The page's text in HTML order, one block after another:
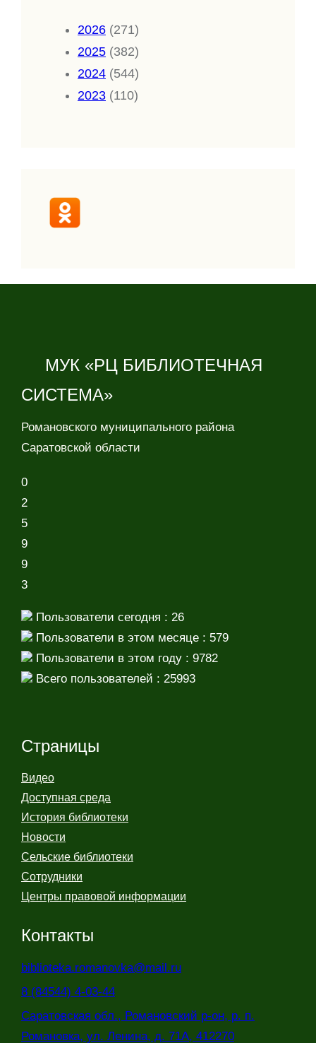
2026 (271)
2025 (382)
2024 (544)
2023 (110)
МУК «РЦ БИБЛИОТЕЧНАЯ
СИСТЕМА»
Романовского муниципального района
Саратовской области
0
2
5
9
9
3
Пользователи сегодня : 26
Пользователи в этом месяце : 579
Пользователи в этом году : 9782
Всего пользователей : 25993
Страницы
Видео
Доступная среда
История библиотеки
Новости
Сельские библиотеки
Сотрудники
Центры правовой информации
Контакты
biblioteka.romanovka@mail.ru
8 (84544) 4-03-44
Саратовская обл., Романовский р-он, р. п.
Романовка, ул. Ленина, д. 71А, 412270